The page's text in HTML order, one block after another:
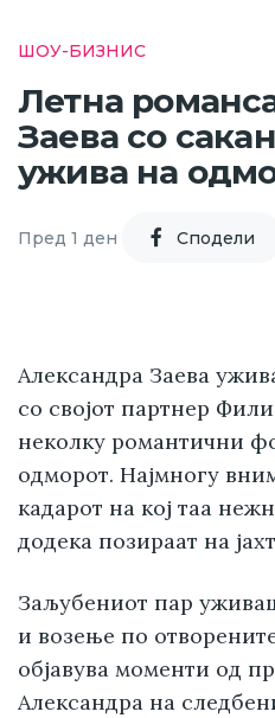
ШОУ-БИЗНИС
Летна
Заева со
ужива на
Пред 1 ден Cподели
Александра Заева
со својот партнер
неколку романтични
одморот. Најмногу
кадарот на кој таа
додека позираат на
Заљубениот пар
и возење по
објавува моменти од
Александра на